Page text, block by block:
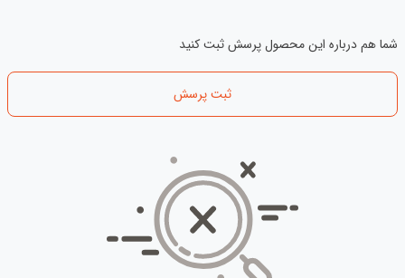
شما هم درباره این محصول پرسش ثبت کنید
ثبت پرسش